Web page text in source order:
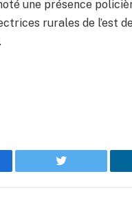
une présence
rurales de l’est
Twitter